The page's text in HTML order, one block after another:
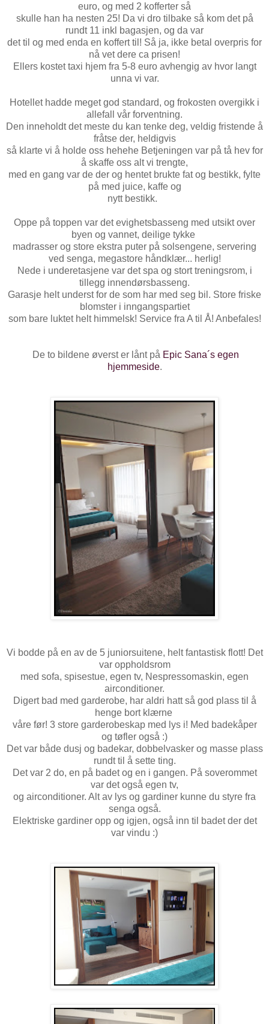
euro, og med 2 kofferter så
skulle han ha nesten 25! Da vi dro tilbake så kom det på
rundt 11 inkl bagasjen, og da var
det til og med enda en koffert til! Så ja, ikke betal overpris for
nå vet dere ca prisen!
Ellers kostet taxi hjem fra 5-8 euro avhengig av hvor langt
unna vi var.
Hotellet hadde meget god standard, og frokosten overgikk i
allefall vår forventning.
Den inneholdt det meste du kan tenke deg, veldig fristende å
fråtse der, heldigvis
så klarte vi å holde oss hehehe Betjeningen var på tå hev for
å skaffe oss alt vi trengte,
med en gang var de der og hentet brukte fat og bestikk, fylte
på med juice, kaffe og
nytt bestikk.
Oppe på toppen var det evighetsbasseng med utsikt over
byen og vannet, deilige tykke
madrasser og store ekstra puter på solsengene, servering
ved senga, megastore håndklær... herlig!
Nede i underetasjene var det spa og stort treningsrom, i
tillegg innendørsbasseng.
Garasje helt underst for de som har med seg bil. Store friske
blomster i inngangspartiet
som bare luktet helt himmelsk! Service fra A til Å! Anbefales!
De to bildene øverst er lånt på Epic Sana´s egen
hjemmeside.
Vi bodde på en av de 5 juniorsuitene, helt fantastisk flott! Det
var oppholdsrom
med sofa, spisestue, egen tv, Nespressomaskin, egen
airconditioner.
Digert bad med garderobe, har aldri hatt så god plass til å
henge bort klærne
våre før! 3 store garderobeskap med lys i! Med badekåper
og tøfler også :)
Det var både dusj og badekar, dobbelvasker og masse plass
rundt til å sette ting.
Det var 2 do, en på badet og en i gangen. På soverommet
var det også egen tv,
og airconditioner. Alt av lys og gardiner kunne du styre fra
senga også.
Elektriske gardiner opp og igjen, også inn til badet der det
var vindu :)